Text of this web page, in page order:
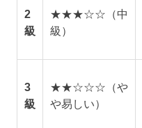
2
級
★★★☆☆（中
級）
3
級
★★☆☆☆（や
や易しい）